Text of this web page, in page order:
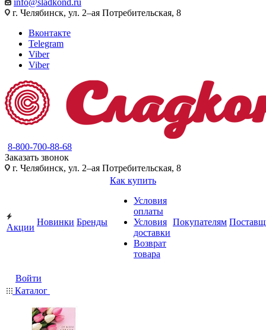
info@sladkond.ru
г. Челябинск, ул. 2–ая Потребительская, 8
Вконтакте
Telegram
Viber
Viber
8-800-700-88-68
Заказать звонок
г. Челябинск, ул. 2–ая Потребительская, 8
Акции
Новинки Бренды
Как купить
Условия
оплаты
Условия
доставки
Возврат
товара
Покупателям
Войти
Каталог